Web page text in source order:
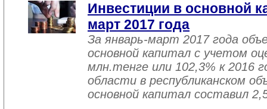
Инвестиции в основной
март 2017 года
За январь-март 2017 года
основной капитал с учетом
млн.тенге или 102,3% к 2016
области в республиканском
основной капитал составил